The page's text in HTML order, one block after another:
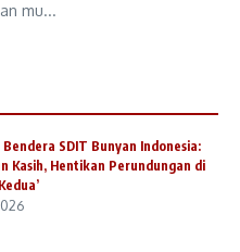
mu...
Bendera SDIT Bunyan Indonesia:
Kasih, Hentikan Perundungan di